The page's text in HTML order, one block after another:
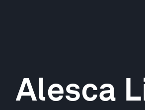
Alesca